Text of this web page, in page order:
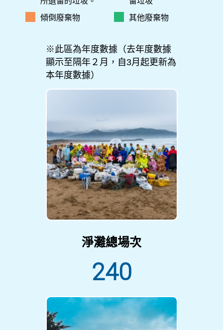
傾倒廢棄物
其他廢棄物
※此區為年度數據（去年度數據
顯示至隔年２月，自3月起更新為
本年度數據）
淨灘總場次
240